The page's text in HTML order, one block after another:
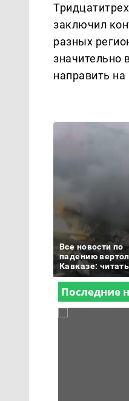
заключил
разных
значительно
направить
Все новости по
падению
Кавказе: